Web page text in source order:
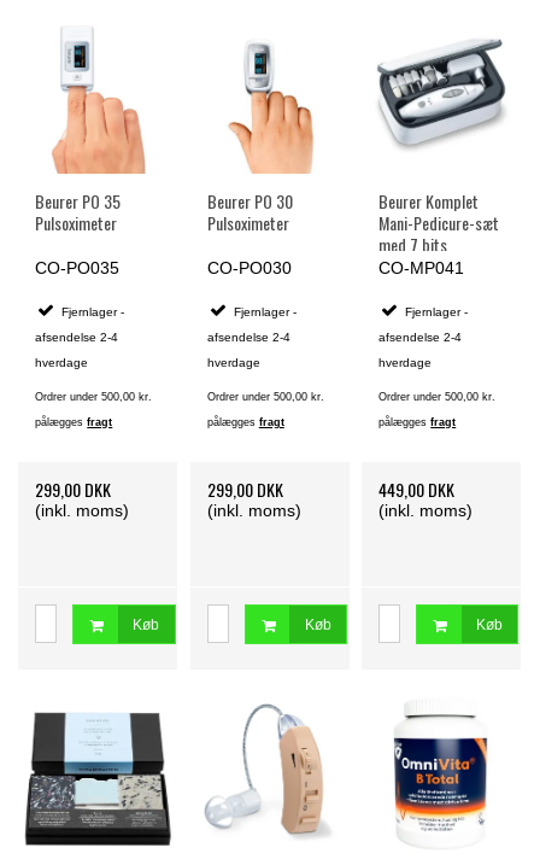
Beurer PO 35
Pulsoximeter
CO-PO035
Fjernlager -
afsendelse 2-4
hverdage
Ordrer under 500,00 kr.
pålæggesfragt
299,00 DKK
(inkl. moms)
Køb
Beurer PO 30
Pulsoximeter
CO-PO030
Fjernlager -
afsendelse 2-4
hverdage
Ordrer under 500,00 kr.
pålægges fragt
299,00 DKK
(inkl. moms)
Køb
Beurer Komplet
Mani-Pedicure-sæt
med 7 bits
CO-MP041
Fjernlager -
afsendelse 2-4
hverdage
Ordrer under 500,00 kr.
pålæggesfragt
449,00 DKK
(inkl. moms)
Køb